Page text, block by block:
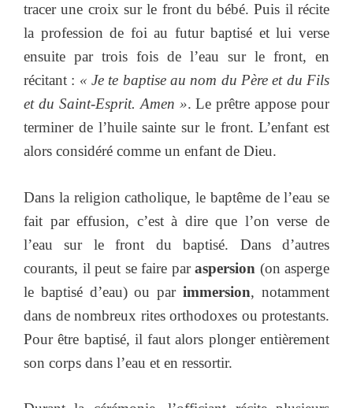
tracer une croix sur le front du bébé. Puis il récite
la profession de foi au futur baptisé et lui verse
ensuite par trois fois de l’eau sur le front, en
récitant : «Je te baptise au nom du Père et du Fils
et du Saint-Esprit. Amen ». Le prêtre appose pour
terminer de l’huile sainte sur le front. L’enfant est
alors considéré comme un enfant de Dieu.
Dans la religion catholique, le baptême de l’eau se
fait par effusion, c’est à dire que l’on verse de
l’eau sur le front du baptisé. Dans d’autres
courants, il peut se faire paraspersion (on asperge
le baptisé d’eau) ou parimmersion, notamment
dans de nombreux rites orthodoxes ou protestants.
Pour être baptisé, il faut alors plonger entièrement
son corps dans l’eau et en ressortir.